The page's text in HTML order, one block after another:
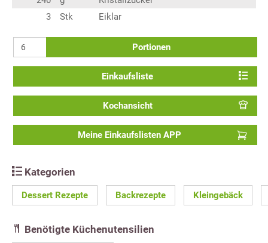
3
Stk Eiklar
Portionen
Einkaufsliste
Kochansicht
Meine Einkaufslisten APP
Kategorien
Dessert Rezepte Backrezepte Kleingebäck
Benötigte Küchenutensilien